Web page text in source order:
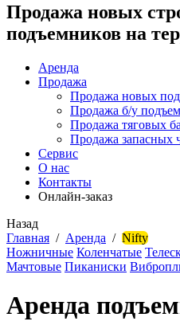
Продажа новых
подъемников на
Аренда
Продажа
Продажа новых
Продажа б/у
Продажа тяговых
Продажа запасных
Сервис
О нас
Контакты
Онлайн-заказ
Назад
Главная / Аренда / Nifty
Ножничные Коленчатые
Мачтовые Пиканиски
Аренда